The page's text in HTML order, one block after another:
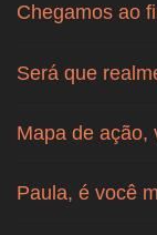
Chegamos ao
Será que
Mapa de ação,
Paula, é você